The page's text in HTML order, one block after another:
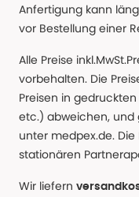
Anfertigung kann
vor Bestellung einer
Alle Preise
vorbehalten. Die
Preisen in
etc.) abweichen, und
unter medpex.de.
stationären
Wir liefern